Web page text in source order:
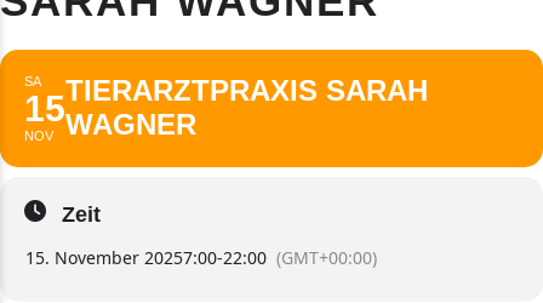
SA
15
NOV
TIERARZTPRAXIS SARAH
WAGNER
Zeit
15. November 20257:00-22:00 (GMT+00:00)